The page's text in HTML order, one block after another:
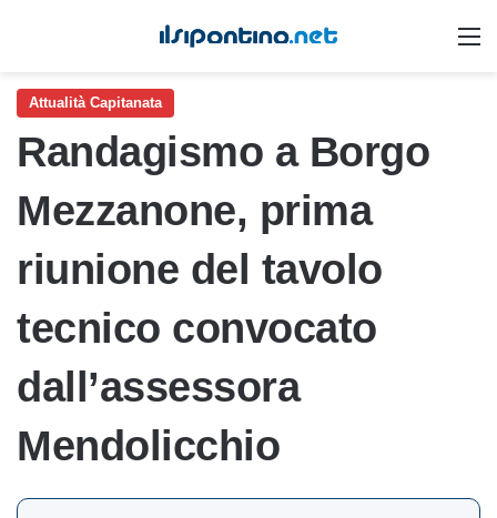
Attualità Capitanata
Randagismo a Borgo
Mezzanone, prima
riunione del tavolo
tecnico convocato
dall’assessora
Mendolicchio